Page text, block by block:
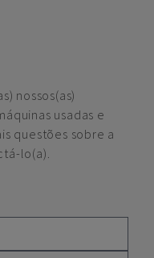
nossos(as)
usadas e
questões sobre a
lo(a).